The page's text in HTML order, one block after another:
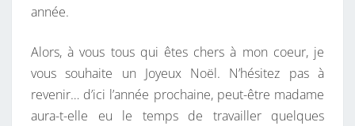
année.
Alors, à vous tous qui êtes chers à mon coeur, je
vous souhaite un Joyeux Noël. N’hésitez pas à
revenir… d’ici l’année prochaine, peut-être madame
aura-t-elle eu le temps de travailler quelques